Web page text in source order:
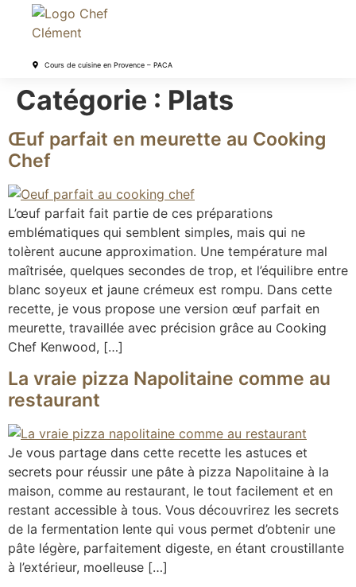
Cours de cuisine en Provence – PACA
Catégorie : Plats
Œuf parfait en meurette au Cooking
Chef
L’œuf parfait fait partie de ces préparations
emblématiques qui semblent simples, mais qui ne
tolèrent aucune approximation. Une température mal
maîtrisée, quelques secondes de trop, et l’équilibre entre
blanc soyeux et jaune crémeux est rompu. Dans cette
recette, je vous propose une version œuf parfait en
meurette, travaillée avec précision grâce au Cooking
Chef Kenwood, […]
La vraie pizza Napolitaine comme au
restaurant
Je vous partage dans cette recette les astuces et
secrets pour réussir une pâte à pizza Napolitaine à la
maison, comme au restaurant, le tout facilement et en
restant accessible à tous. Vous découvrirez les secrets
de la fermentation lente qui vous permet d’obtenir une
pâte légère, parfaitement digeste, en étant croustillante
à l’extérieur, moelleuse […]